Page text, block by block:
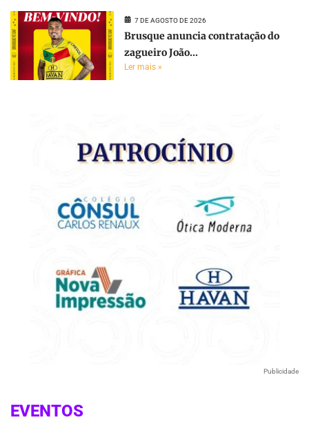
7 DE AGOSTO DE 2026
Brusque anuncia contratação do
zagueiro João...
Ler mais »
Publicidade
EVENTOS